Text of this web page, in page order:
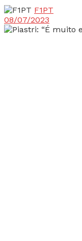
F1PT
08/07/2023